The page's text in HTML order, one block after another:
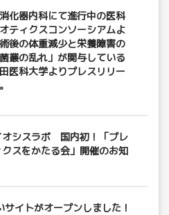
化器内科にて進行中の医科
ティクスコンソーシアムよ
後の体重減少と栄養障害の
叢の乱れ」が関与している
医科大学よりプレスリリー
オシスラボ 国内初！「プレ
スをかたる会」開催のお知
サイトがオープンしました！